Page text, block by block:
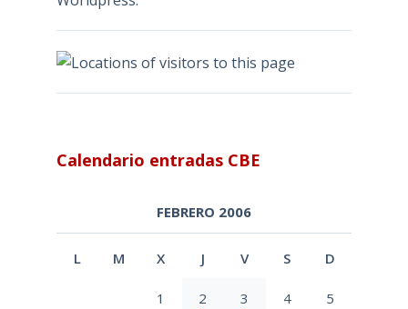
Calendario entradas CBE
FEBRERO 2006
L M X J V S D
1 2 3 4 5